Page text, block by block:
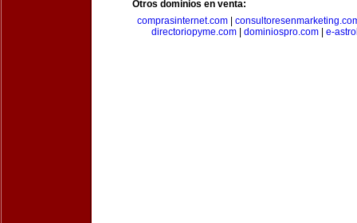
Otros dominios en venta:
comprasinternet.com|
directoriopyme.com| dominiospro.com| e-